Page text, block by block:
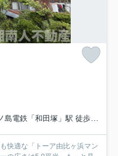
島電鉄「和田塚」駅 徒歩6分
快適な「トーア由比ヶ浜マン